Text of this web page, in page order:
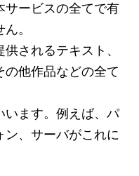
サービスの全てで有
。
されるテキスト、
他作品などの全て
います。例えば、パ
ン、サーバがこれに